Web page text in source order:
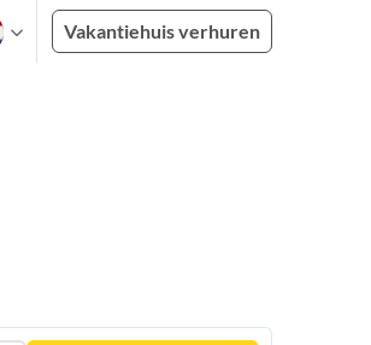
Vakantiehuis verhuren